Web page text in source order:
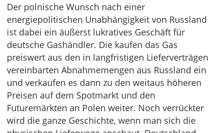
Der polnische Wunsch nach einer
energiepolitischen Unabhängigkeit von Russland
ist dabei ein äußerst lukratives Geschäft für
deutsche Gashändler. Die kaufen das Gas
preiswert aus den in langfristigen Lieferverträgen
vereinbarten Abnahmemengen aus Russland ein
und verkaufen es dann zu den weitaus höheren
Preisen auf dem Spotmarkt und den
Futuremärkten an Polen weiter. Noch verrückter
wird die ganze Geschichte, wenn man sich die